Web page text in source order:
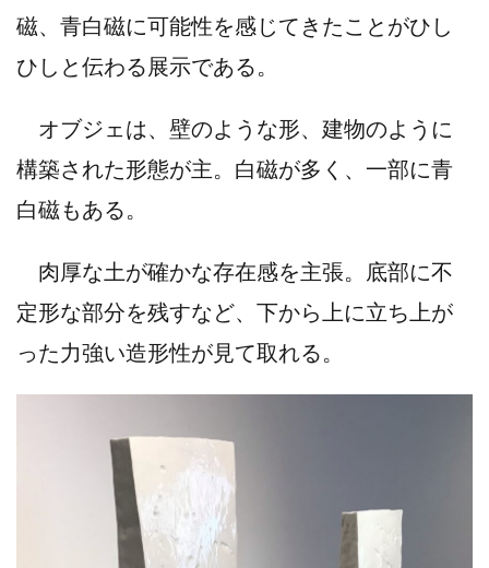
磁、青白磁に可能性を感じてきたことがひし
ひしと伝わる展示である。
オブジェは、壁のような形、建物のように
構築された形態が主。白磁が多く、一部に青
白磁もある。
肉厚な土が確かな存在感を主張。底部に不
定形な部分を残すなど、下から上に立ち上が
った力強い造形性が見て取れる。